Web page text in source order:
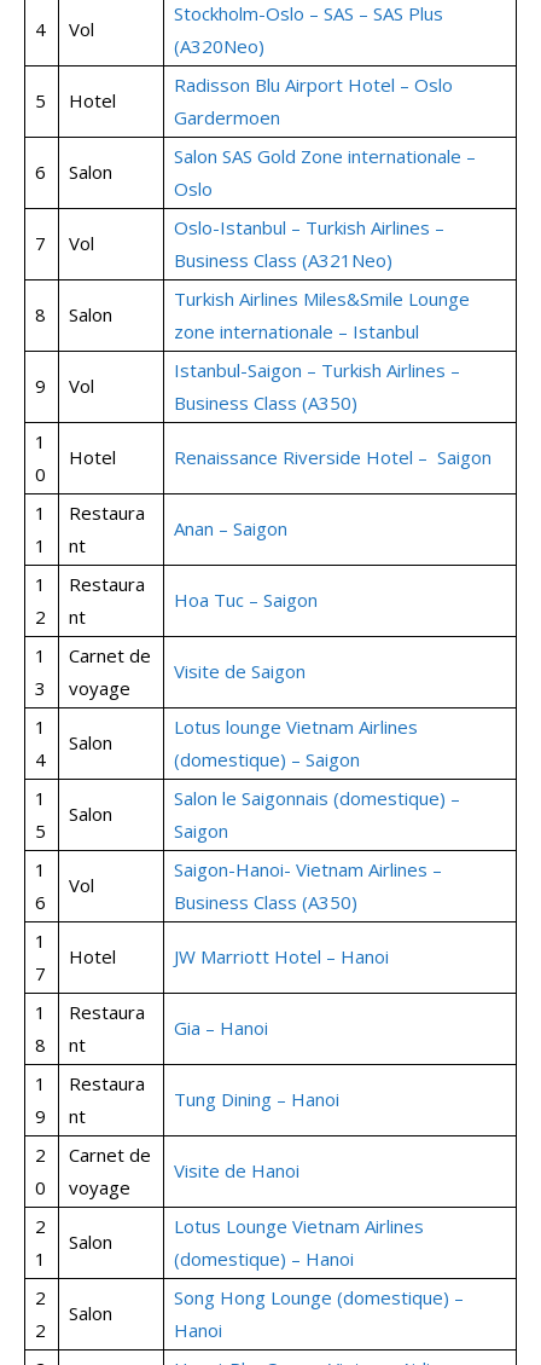
4 Vol
Stockholm-Oslo – SAS – SAS Plus
(A320Neo)
5 Hotel
Radisson Blu Airport Hotel – Oslo
Gardermoen
6 Salon
Salon SAS Gold Zone internationale –
Oslo
7 Vol
Oslo-Istanbul – Turkish Airlines –
Business Class (A321Neo)
8 Salon
Turkish Airlines Miles&Smile Lounge
zone internationale – Istanbul
9 Vol
Istanbul-Saigon – Turkish Airlines –
Business Class (A350)
1
0
Hotel Renaissance Riverside Hotel – Saigon
1
1
Restaura
nt
Anan – Saigon
1
2
Restaura
nt
Hoa Tuc – Saigon
1
3
Carnet de
voyage
Visite de Saigon
1
4
Salon
Lotus lounge Vietnam Airlines
(domestique) – Saigon
1
5
Salon
Salon le Saigonnais (domestique) –
Saigon
1
6
Vol
Saigon-Hanoi- Vietnam Airlines –
Business Class (A350)
1
7
Hotel JW Marriott Hotel – Hanoi
1
8
Restaura
nt
Gia – Hanoi
1
9
Restaura
nt
Tung Dining – Hanoi
2
0
Carnet de
voyage
Visite de Hanoi
2
1
Salon
Lotus Lounge Vietnam Airlines
(domestique) – Hanoi
2
2
Salon
Song Hong Lounge (domestique) –
Hanoi